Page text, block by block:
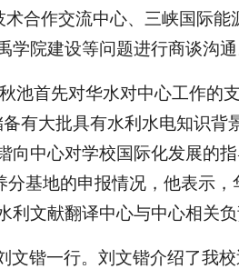
合作交流中心、三峡国际能
院建设等问题进行商谈沟通
池首先对华水对中心工作的
有大批具有水利水电知识背
中心对学校国际化发展的
基地的申报情况，他表示
文献翻译中心与中心相关负
锴一行。刘文锴介绍了我